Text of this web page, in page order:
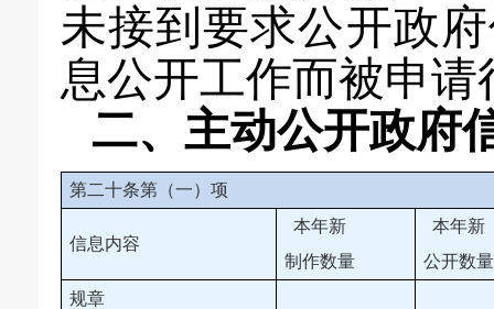
未接到要求公开政
息公开工作而被申
二、主动公开政府
第二十条第（一）项
信息内容
本年新
制作数量
本年新
公开数量
规章